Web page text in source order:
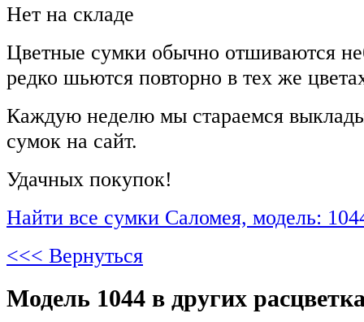
Нет на складе
Цветные сумки обычно отшиваются
редко шьются повторно в тех же
Каждую неделю мы стараемся
сумок на сайт.
Удачных покупок!
Найти все сумки Саломея, модель:
<<< Вернуться
Модель 1044 в других